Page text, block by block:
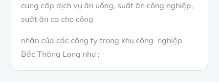
cung cấp dịch vụ ăn uống, suất ăn công nghiệp,
suất ăn ca cho công
nhân của các công ty trong khu công nghiệp
Bắc Thăng Long như :